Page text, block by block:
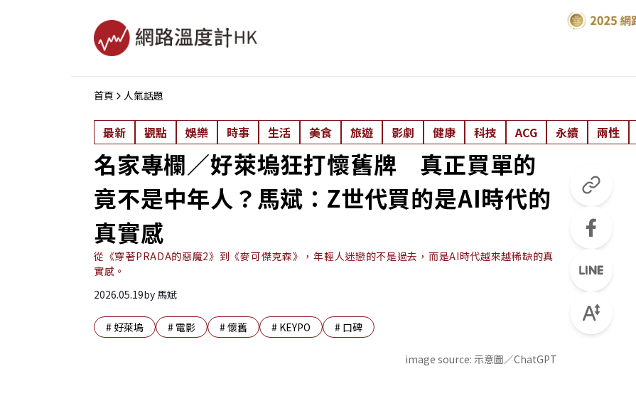
首頁 人氣話題
最新 觀點 娛樂 時事 生活 美食 旅遊 影劇 健康 科技 ACG 永續 兩性
名家專欄／好萊塢狂打懷舊牌 真正買單的
竟不是中年人？馬斌：Z世代買的是AI時代的
真實感
從《穿著PRADA的惡魔2》到《麥可傑克森》，年輕人迷戀的不是過去，而是AI時代越來越稀缺的真
實感。
2026.05.19by 馬斌
# 好萊塢 # 電影 #懷舊 # KEYPO # 口碑
image source: 示意圖／ChatGPT